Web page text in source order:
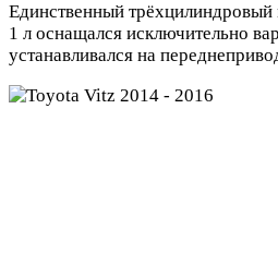
Единственный
1 л оснащался исключительно
устанавливался на